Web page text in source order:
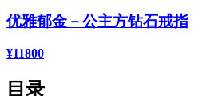
优雅郁金－公主方钻石戒指
¥11800
目录